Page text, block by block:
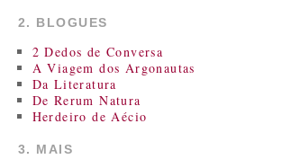
2. BLOGUES
2 Dedos de Conversa
A Viagem dos Argonautas
Da Literatura
De Rerum Natura
Herdeiro de Aécio
3. MAIS